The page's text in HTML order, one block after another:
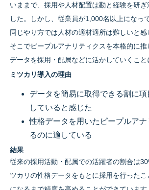
いままで、採用や人材配置は勘と経験を研ぎ
した。しかし、従業員が1,000名以上になっ
同じやり方では人材の適材適所は難しいと感
そこでピープルアナリティクスを本格的に
データを採用・配属などに活かしていくこと
ミツカリ導入の理由
データを簡易に取得できる割に
していると感じた
性格データを用いたピープルアナ
るのに適している
結果
従来の採用活動・配属での活躍者の割合は
ツカリの性格データをもとに採用を行ったこ